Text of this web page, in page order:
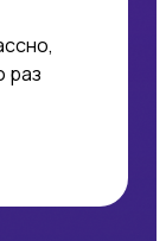
раз